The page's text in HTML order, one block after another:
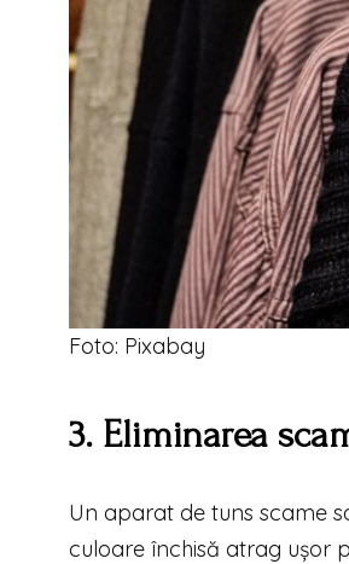
Foto: Pixabay
3. Eliminarea
Un aparat de tuns scame
culoare închisă atrag ușor